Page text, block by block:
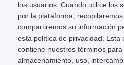
los usuarios. Cuando utilice los
por la plataforma,
compartiremos su información
esta política de privacidad. Esta
contiene nuestros términos para
almacenamiento, uso,